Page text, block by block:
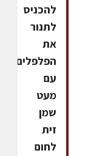
להכניס
לתנור
את
הפלפלים
עם
מעט
שמן
זית
לחום